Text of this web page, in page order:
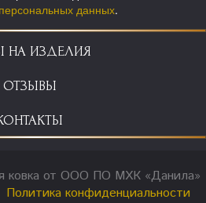
данных.
НА ИЗДЕЛИЯ
ОТЗЫВЫ
ковка от ООО ПО МХК «Данила»
Политика конфиденциальности